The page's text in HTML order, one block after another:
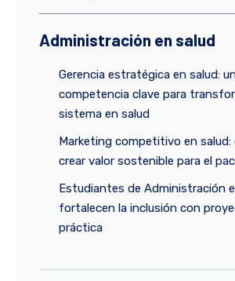
Administración en salud
Gerencia estratégica en salud:
competencia clave para
sistema en salud
Marketing competitivo en salud:
crear valor sostenible para el
Estudiantes de Administración
fortalecen la inclusión con
práctica